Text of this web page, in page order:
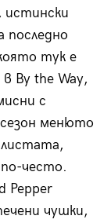
последно
тук е
By the Way,
с
менюто
листата,
често.
Pepper
чушки,